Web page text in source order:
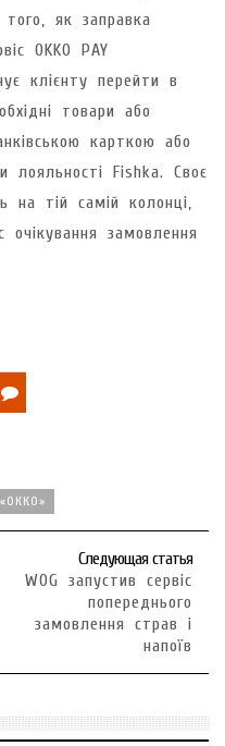
як заправка
OKKO PAY
клієнту перейти в
товари або
карткою або
лояльності Fishka. Своє
на тій самій колонці,
замовлення
Следующая статья
WOG запустив сервіс
попереднього
замовлення страв і
напоїв